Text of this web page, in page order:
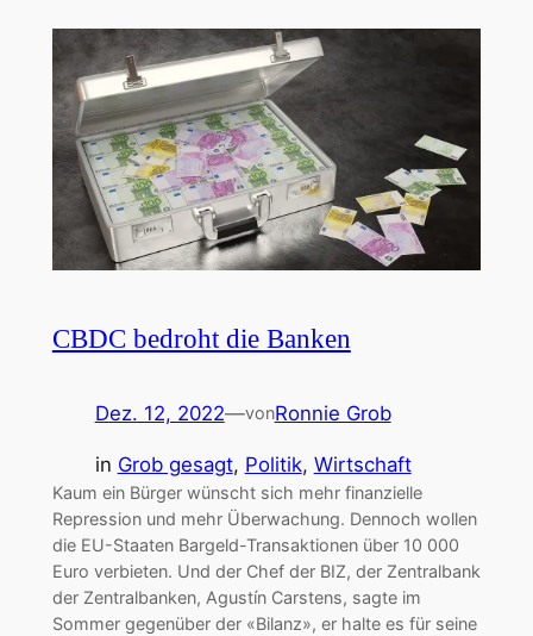
CBDC bedroht die Banken
Dez. 12, 2022—vonRonnie Grob
in Grob gesagt, Politik, Wirtschaft
Kaum ein Bürger wünscht sich mehr finanzielle
Repression und mehr Überwachung. Dennoch wollen
die EU-Staaten Bargeld-Transaktionen über 10 000
Euro verbieten. Und der Chef der BIZ, der Zentralbank
der Zentralbanken, Agustín Carstens, sagte im
Sommer gegenüber der «Bilanz», er halte es für seine